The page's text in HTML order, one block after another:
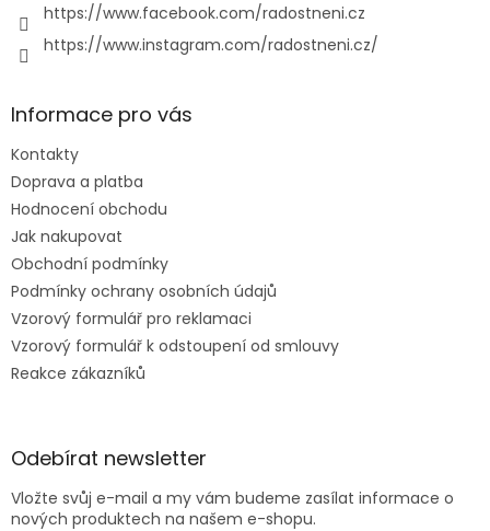
https://www.facebook.com/radostneni.cz
https://www.instagram.com/radostneni.cz/
Informace pro vás
Kontakty
Doprava a platba
Hodnocení obchodu
Jak nakupovat
Obchodní podmínky
Podmínky ochrany osobních údajů
Vzorový formulář pro reklamaci
Vzorový formulář k odstoupení od smlouvy
Reakce zákazníků
Odebírat newsletter
Vložte svůj e-mail a my vám budeme zasílat informace o
nových produktech na našem e-shopu.